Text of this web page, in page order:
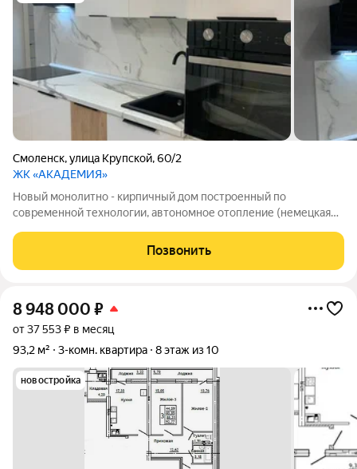
Смоленск,улица Крупской,60/2
ЖК «АКАДЕМИЯ»
Новый монолитно - кирпичный дом построенный по
современной технологии, автономное отопление (немецкая
счётчик на площадке), комнаты изолированные, с/у
раздельный, удобная прихожая, качественный
Позвонить
8 948 000 ₽
от 37 553 ₽ в месяц
93,2 м²
3-комн. квартира 8 этаж из 10
новостройка